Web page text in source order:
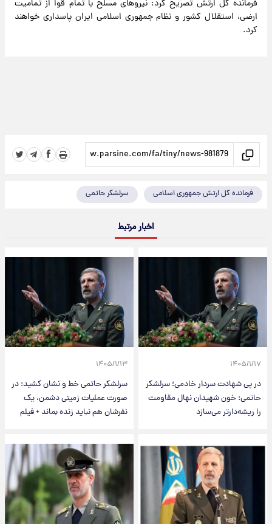
فرمانده کل ارتش تصریح کرد: نیروهای مسلح با تمام قوا از تمامیت
ارضی، استقلال کشور و نظام جمهوری اسلامی ایران پاسداری خواهند
کرد.
فرمانده کل ارتش جمهوری اسلامی سرلشکر حاتمی
اخبار مرتبط
۱۴۰۵/۱/۱۷
در پی شهادت سردار خادمی؛ سرلشکر
حاتمی: خون شهیدان نهال مقاومت
را ریشه‌دارتر می‌سازد
۱۴۰۵/۱/۱۳
سرلشکر حاتمی خط و نشان کشید: در
صورت عملیات زمینی دشمن، یک
نفرشان هم نباید زنده بماند + فیلم